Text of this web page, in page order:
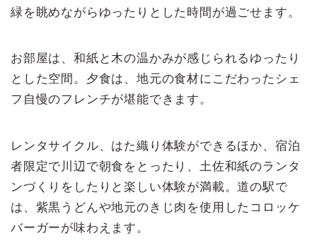
緑を眺めながらゆったりとした時間が過ごせます。
お部屋は、和紙と木の温かみが感じられるゆったり
とした空間。夕食は、地元の食材にこだわったシェ
フ自慢のフレンチが堪能できます。
レンタサイクル、はた織り体験ができるほか、宿泊
者限定で川辺で朝食をとったり、土佐和紙のランタ
ンづくりをしたりと楽しい体験が満載。道の駅で
は、紫黒うどんや地元のきじ肉を使用したコロッケ
バーガーが味わえます。